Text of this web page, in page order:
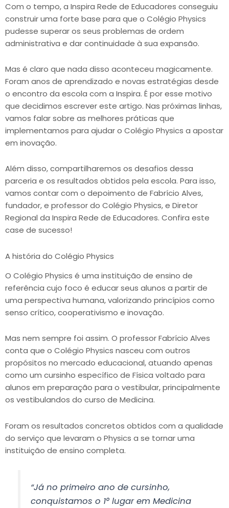
Com o tempo, a Inspira Rede de Educadores conseguiu
construir uma forte base para que o Colégio Physics
pudesse superar os seus problemas de ordem
administrativa e dar continuidade à sua expansão.
Mas é claro que nada disso aconteceu magicamente.
Foram anos de aprendizado e novas estratégias desde
o encontro da escola com a Inspira. É por esse motivo
que decidimos escrever este artigo. Nas próximas linhas,
vamos falar sobre as melhores práticas que
implementamos para ajudar o Colégio Physics a apostar
em inovação.
Além disso, compartilharemos os desafios dessa
parceria e os resultados obtidos pela escola. Para isso,
vamos contar com o depoimento de Fabrício Alves,
fundador, e professor do Colégio Physics, e Diretor
Regional da Inspira Rede de Educadores. Confira este
case de sucesso!
A história do Colégio Physics
O Colégio Physics é uma instituição de ensino de
referência cujo foco é educar seus alunos a partir de
uma perspectiva humana, valorizando princípios como
senso crítico, cooperativismo e inovação.
Mas nem sempre foi assim. O professor Fabrício Alves
conta que o Colégio Physics nasceu com outros
propósitos no mercado educacional, atuando apenas
como um cursinho específico de Física voltado para
alunos em preparação para o vestibular, principalmente
os vestibulandos do curso de Medicina.
Foram os resultados concretos obtidos com a qualidade
do serviço que levaram o Physics a se tornar uma
instituição de ensino completa.
“Já no primeiro ano de cursinho,
conquistamos o 1° lugar em Medicina